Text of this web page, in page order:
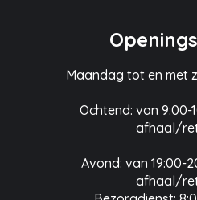
Maandag tot en met
Ochtend: van 9:00-
afhaal/
Avond: van 19:00-
afhaal/